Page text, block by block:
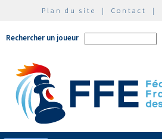
Plan du site | Contact |
Rechercher un joueur